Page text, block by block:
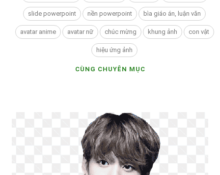
slide powerpoint nền powerpoint bìa giáo án, luận văn
avatar anime avatar nữ chúc mừng khung ảnh con vật
hiệu ứng ảnh
CÙNG CHUYÊN MỤC